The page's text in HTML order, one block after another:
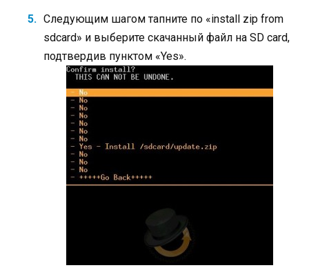
Следующим шагом тапните по «instаll zip frоm
sdcаrd» и выберите скачанный файл на SD card,
подтвердив пунктом «Yes».